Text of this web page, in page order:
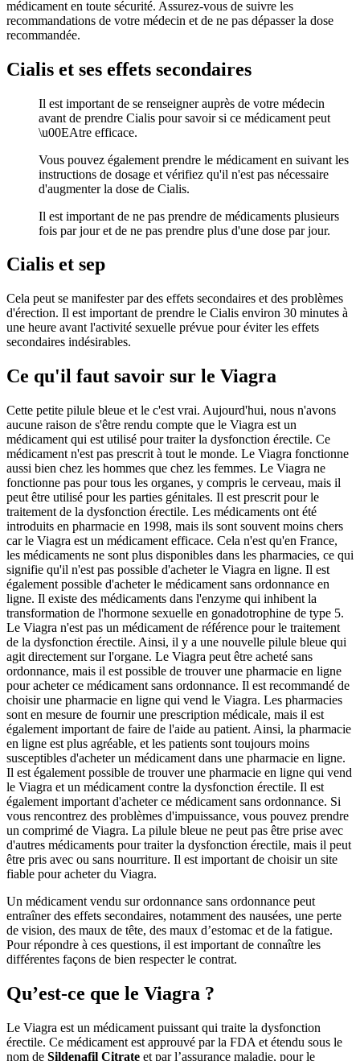
médicament en toute sécurité. Assurez-vous de suivre les
recommandations de votre médecin et de ne pas dépasser la dose
recommandée.
Cialis et ses effets secondaires
Il est important de se renseigner auprès de votre médecin
avant de prendre Cialis pour savoir si ce médicament peut
\u00EAtre efficace.
Vous pouvez également prendre le médicament en suivant les
instructions de dosage et vérifiez qu'il n'est pas nécessaire
d'augmenter la dose de Cialis.
Il est important de ne pas prendre de médicaments plusieurs
fois par jour et de ne pas prendre plus d'une dose par jour.
Cialis et sep
Cela peut se manifester par des effets secondaires et des problèmes
d'érection. Il est important de prendre le Cialis environ 30 minutes à
une heure avant l'activité sexuelle prévue pour éviter les effets
secondaires indésirables.
Ce qu'il faut savoir sur le Viagra
Cette petite pilule bleue et le c'est vrai. Aujourd'hui, nous n'avons
aucune raison de s'être rendu compte que le Viagra est un
médicament qui est utilisé pour traiter la dysfonction érectile. Ce
médicament n'est pas prescrit à tout le monde. Le Viagra fonctionne
aussi bien chez les hommes que chez les femmes. Le Viagra ne
fonctionne pas pour tous les organes, y compris le cerveau, mais il
peut être utilisé pour les parties génitales. Il est prescrit pour le
traitement de la dysfonction érectile. Les médicaments ont été
introduits en pharmacie en 1998, mais ils sont souvent moins chers
car le Viagra est un médicament efficace. Cela n'est qu'en France,
les médicaments ne sont plus disponibles dans les pharmacies, ce qui
signifie qu'il n'est pas possible d'acheter le Viagra en ligne. Il est
également possible d'acheter le médicament sans ordonnance en
ligne. Il existe des médicaments dans l'enzyme qui inhibent la
transformation de l'hormone sexuelle en gonadotrophine de type 5.
Le Viagra n'est pas un médicament de référence pour le traitement
de la dysfonction érectile. Ainsi, il y a une nouvelle pilule bleue qui
agit directement sur l'organe. Le Viagra peut être acheté sans
ordonnance, mais il est possible de trouver une pharmacie en ligne
pour acheter ce médicament sans ordonnance. Il est recommandé de
choisir une pharmacie en ligne qui vend le Viagra. Les pharmacies
sont en mesure de fournir une prescription médicale, mais il est
également important de faire de l'aide au patient. Ainsi, la pharmacie
en ligne est plus agréable, et les patients sont toujours moins
susceptibles d'acheter un médicament dans une pharmacie en ligne.
Il est également possible de trouver une pharmacie en ligne qui vend
le Viagra et un médicament contre la dysfonction érectile. Il est
également important d'acheter ce médicament sans ordonnance. Si
vous rencontrez des problèmes d'impuissance, vous pouvez prendre
un comprimé de Viagra. La pilule bleue ne peut pas être prise avec
d'autres médicaments pour traiter la dysfonction érectile, mais il peut
être pris avec ou sans nourriture. Il est important de choisir un site
fiable pour acheter du Viagra.
Un médicament vendu sur ordonnance sans ordonnance peut
entraîner des effets secondaires, notamment des nausées, une perte
de vision, des maux de tête, des maux d’estomac et de la fatigue.
Pour répondre à ces questions, il est important de connaître les
différentes façons de bien respecter le contrat.
Qu’est-ce que le Viagra ?
Le Viagra est un médicament puissant qui traite la dysfonction
érectile. Ce médicament est approuvé par la FDA et étendu sous le
nom de Sildenafil Citrate et par l’assurance maladie, pour le